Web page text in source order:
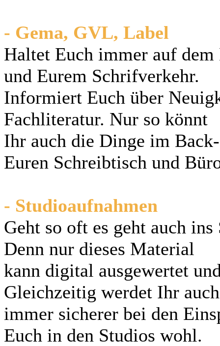
- Gema, GVL, Label
Haltet Euch immer auf dem
und Eurem Schrifverkehr.
Informiert Euch über
Fachliteratur. Nur so könnt
Ihr auch die Dinge im
Euren Schreibtisch und
- Studioaufnahmen
Geht so oft es geht auch
Denn nur dieses Material
kann digital ausgewertet
Gleichzeitig werdet Ihr auch
immer sicherer bei den
Euch in den Studios wohl.